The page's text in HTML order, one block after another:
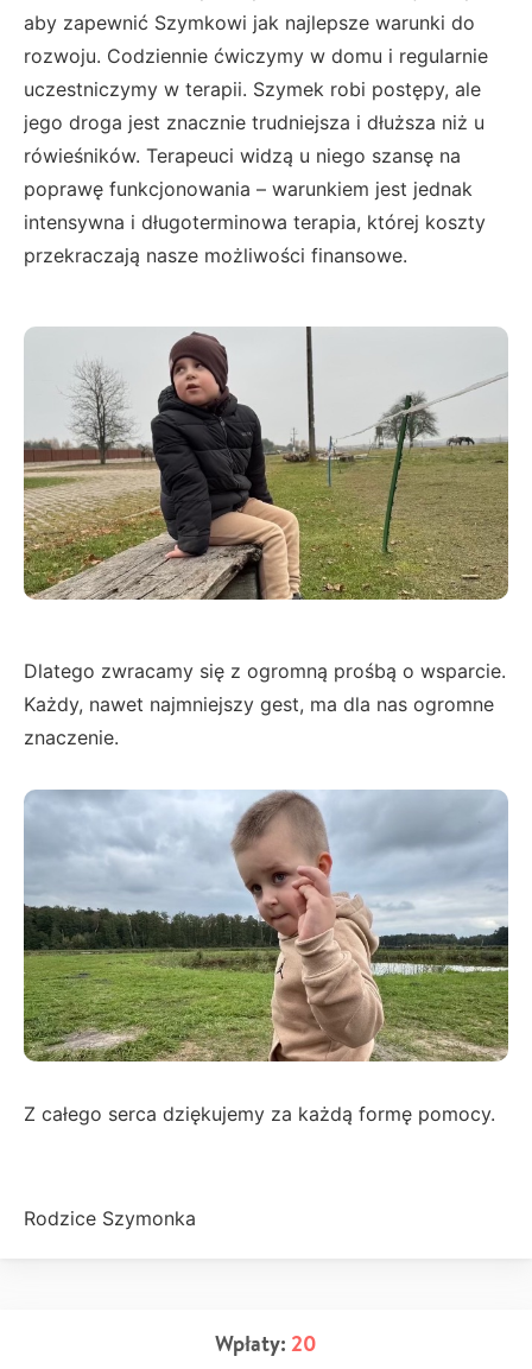
aby zapewnić Szymkowi jak najlepsze warunki do
rozwoju. Codziennie ćwiczymy w domu i regularnie
uczestniczymy w terapii. Szymek robi postępy, ale
jego droga jest znacznie trudniejsza i dłuższa niż u
rówieśników. Terapeuci widzą u niego szansę na
poprawę funkcjonowania – warunkiem jest jednak
intensywna i długoterminowa terapia, której koszty
przekraczają nasze możliwości finansowe.
Dlatego zwracamy się z ogromną prośbą o wsparcie.
Każdy, nawet najmniejszy gest, ma dla nas ogromne
znaczenie.
Z całego serca dziękujemy za każdą formę pomocy.
Rodzice Szymonka
Wpłaty: 20